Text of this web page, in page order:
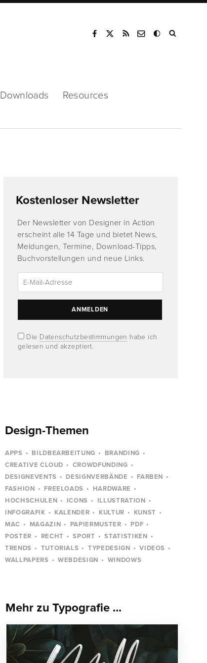
Downloads Resources
Kostenloser Newsletter
Der Newsletter von Designer in Action
erscheint alle 14 Tage und bietet News,
Meldungen, Termine, Download-Tipps,
Buchvorstellungen und neue Links.
Die Datenschutzbestimmungen habe ich
gelesen und akzeptiert.
Design-Themen
APPS BILDBEARBEITUNG
BRANDING
CREATIVE CLOUD
CROWDFUNDING
DESIGNEVENTS
DESIGNVERBÄNDE
FARBEN
FASHION
FREELOADS
HARDWARE
HOCHSCHULEN
ICONS
ILLUSTRATION
INFOGRAFIK
KALENDER KULTUR
KUNST
MAC
MAGAZIN PAPIERMUSTER
PDF
POSTER
RECHT SPORT
STATISTIKEN
TRENDS
TUTORIALS TYPEDESIGN
VIDEOS
WALLPAPERS
WEBDESIGN WINDOWS
Mehr zu Typografie ...